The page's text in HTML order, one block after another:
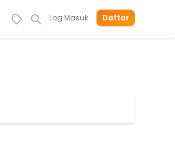
Log Masuk Daftar